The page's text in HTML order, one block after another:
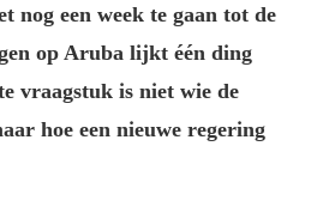
nog een week te gaan tot de
op Aruba lijkt één ding
vraagstuk is niet wie de
hoe een nieuwe regering